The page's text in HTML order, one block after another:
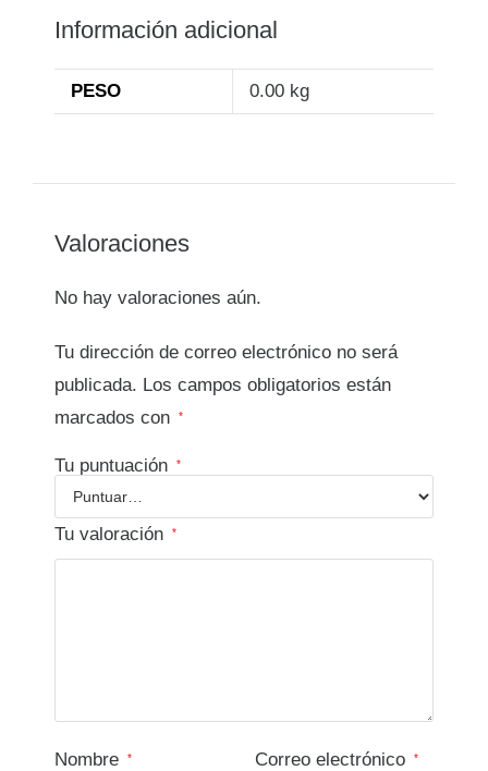
Información adicional
PESO 0.00 kg
Valoraciones
No hay valoraciones aún.
Tu dirección de correo electrónico no será
publicada. Los campos obligatorios están
marcados con
*
Tu puntuación *
Tu valoración *
Nombre * Correo electrónico *